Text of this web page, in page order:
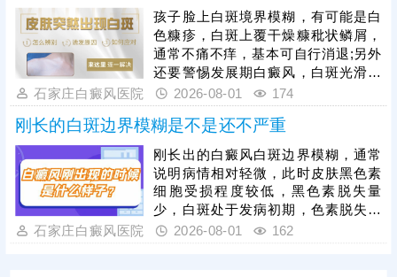
进黑色素细胞恢复活性和正常功能，
令表皮黑色素再生，提升祛白速度。
治疗过程中还需加强护理，避免外界
不良因素刺激，稳定自身免疫，防治
结合，全面令病情好转。
孩子脸上白斑境界模糊，有可能是白
色糠疹，白斑上覆干燥糠秕状鳞屑，
通常不痛不痒，基本可自行消退;另外
还要警惕发展期白癜风，白斑光滑平
坦，形状各异，白斑边缘模糊可能伴
随向外扩张、面积变大、颜色更白等
情况。发现孩子脸上有白斑，建议先
做检查，分析白斑是什么，了解白斑
病情。诊断清楚再遵医嘱对症用药，
祛白效果更有保障。
石家庄白癜风医院 2026-08-01 174
刚长的白斑边界模糊是不是还不严重
刚长出的白癜风白斑边界模糊，通常
说明病情相对轻微，此时皮肤黑色素
细胞受损程度较低，黑色素脱失量
少，白斑处于发病初期，色素脱失尚
未完全固化，是治疗的黄金阶段。但
石家庄白癜风医院 2026-08-01 162